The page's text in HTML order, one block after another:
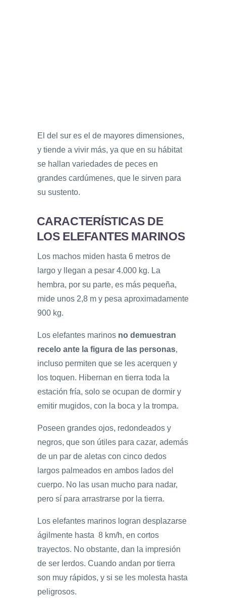
El del sur es el de mayores dimensiones,
y tiende a vivir más, ya que en su hábitat
se hallan variedades de peces en
grandes cardúmenes, que le sirven para
su sustento.
CARACTERÍSTICAS DE
LOS ELEFANTES MARINOS
Los machos miden hasta 6 metros de
largo y llegan a pesar 4.000 kg. La
hembra, por su parte, es más pequeña,
mide unos 2,8 m y pesa aproximadamente
900 kg.
Los elefantes marinos no demuestran
recelo ante la figura de las personas,
incluso permiten que se les acerquen y
los toquen. Hibernan en tierra toda la
estación fría, solo se ocupan de dormir y
emitir mugidos, con la boca y la trompa.
Poseen grandes ojos, redondeados y
negros, que son útiles para cazar, además
de un par de aletas con cinco dedos
largos palmeados en ambos lados del
cuerpo. No las usan mucho para nadar,
pero sí para arrastrarse por la tierra.
Los elefantes marinos logran desplazarse
ágilmente hasta 8 km/h, en cortos
trayectos. No obstante, dan la impresión
de ser lerdos. Cuando andan por tierra
son muy rápidos, y si se les molesta hasta
peligrosos.